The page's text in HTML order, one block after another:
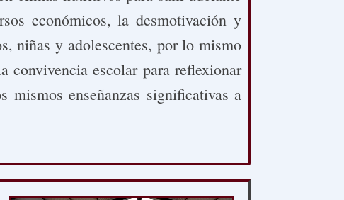
económicos, la desmotivación y
niñas y adolescentes, por lo mismo
convivencia escolar para reflexionar
mismos enseñanzas significativas a